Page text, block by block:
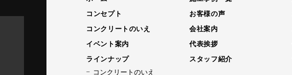
コンセプト
コンクリートのいえ
イベント案内
ラインナップ
コンクリートのいえ
お客様の声
会社案内
代表挨拶
スタッフ紹介